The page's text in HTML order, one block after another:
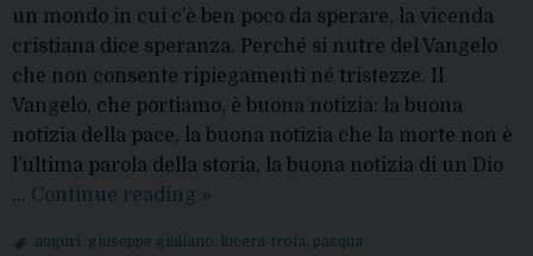
un mondo in cui c’è ben poco da sperare, la vicenda
cristiana dice speranza. Perché si nutre del Vangelo
che non consente ripiegamenti né tristezze. Il
Vangelo, che portiamo, è buona notizia: la buona
notizia della pace, la buona notizia che la morte non è
l’ultima parola della storia, la buona notizia di un Dio
… Continue reading Pasqua,
»
auguri giuseppe giuliano lucera-troia pasqua